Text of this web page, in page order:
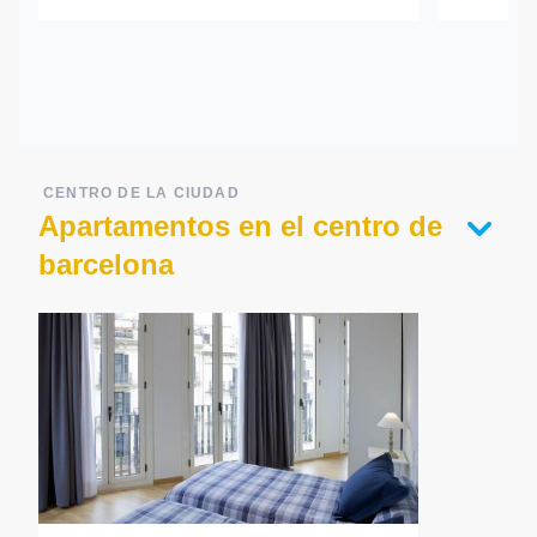
CENTRO DE LA CIUDAD
Apartamentos en el centro de
barcelona